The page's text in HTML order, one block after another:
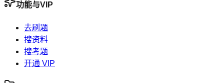
功能与VIP
去刷题
搜资料
搜考题
开通 VIP